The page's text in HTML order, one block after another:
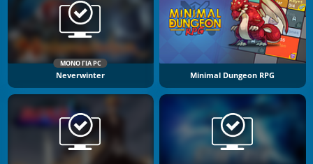
ΜΌΝΟ ΓΙΑ PC
Neverwinter Minimal Dungeon RPG